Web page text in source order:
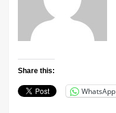
Share this:
WhatsApp